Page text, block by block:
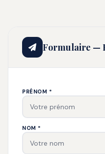
Formulaire —
PRÉNOM *
NOM *